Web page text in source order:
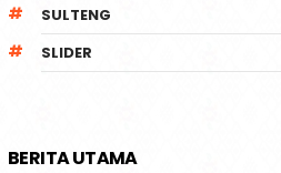
SULTENG
SLIDER
BERITA UTAMA